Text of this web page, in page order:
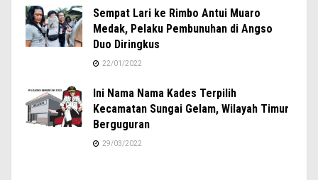
Sempat Lari ke Rimbo Antui Muaro
Medak, Pelaku Pembunuhan di Angso
Duo Diringkus
22/01/2022
Ini Nama Nama Kades Terpilih
Kecamatan Sungai Gelam, Wilayah Timur
Berguguran
29/03/2022